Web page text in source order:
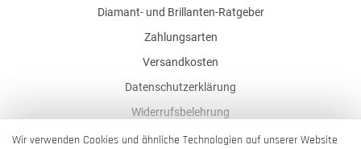
Diamant- und Brillanten-Ratgeber
Zahlungsarten
Versandkosten
Datenschutzerklärung
Widerrufsbelehrung
AGB
Wir verwenden Cookies und ähnliche Technologien auf unserer Website